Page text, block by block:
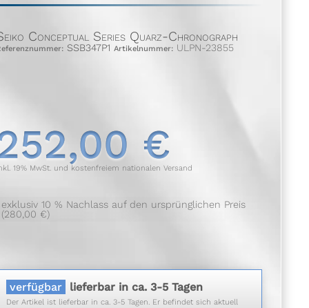
Conceptual Series Quarz-Chronograph
SSB347P1 Artikelnummer:ULPN-23855
€
19% MwSt. und kostenfreiem nationalen Versand
exklusiv 10 % Nachlass auf den ursprünglichen Preis
(280,00 €)
verfügbar lieferbar in ca. 3-5 Tagen
Der Artikel ist lieferbar in ca. 3-5 Tagen. Er befindet sich aktuell